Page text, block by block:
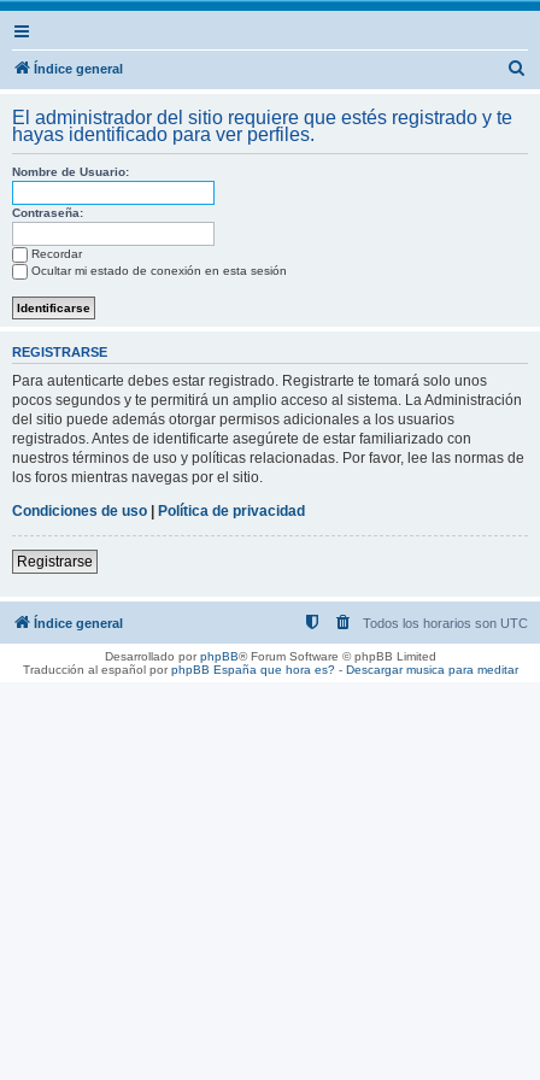
Índice general
c
El administrador del sitio requiere que estés registrado y te
hayas identificado para ver perfiles.
Nombre de Usuario:
Contraseña:
Recordar
Ocultar mi estado de conexión en esta sesión
REGISTRARSE
Para autenticarte debes estar registrado. Registrarte te tomará solo unos
pocos segundos y te permitirá un amplio acceso al sistema. La Administración
del sitio puede además otorgar permisos adicionales a los usuarios
registrados. Antes de identificarte asegúrete de estar familiarizado con
nuestros términos de uso y políticas relacionadas. Por favor, lee las normas de
los foros mientras navegas por el sitio.
Condiciones de uso | Política de privacidad
Registrarse
Índice general Todos los horarios son UTC
Desarrollado porphpBB® Forum Software © phpBB Limited
Traducción al español porphpBB España que hora es?- Descargar musica para meditar